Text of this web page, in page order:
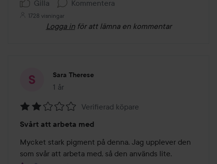
Gilla Kommentera
1728 visningar
Logga in för att lämna en kommentar
Sara Therese
1 år
Inlägget skapades 1 år
2
av
5
Verifierad köpare
Svårt att arbeta med
Mycket stark pigment på denna. Jag upplever den
som svår att arbeta med, så den används lite.